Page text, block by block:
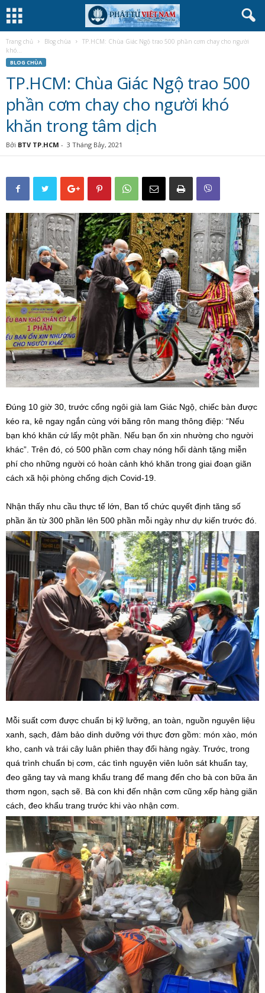
Trang chủ Blog chùa
TP.HCM: Chùa Giác Ngộ trao 500 phần cơm chay cho người
khó...
BLOG CHÙA
TP.HCM: Chùa Giác Ngộ trao 500
phần cơm chay cho người khó
khăn trong tâm dịch
Bởi BTV TP.HCM - 3 Tháng Bảy, 2021
Đúng 10 giờ 30, trước cổng ngôi già lam Giác Ngộ, chiếc bàn được
kéo ra, kê ngay ngắn cùng với băng rôn mang thông điệp: “Nếu
bạn khó khăn cứ lấy một phần. Nếu bạn ổn xin nhường cho người
khác”. Trên đó, có 500 phần cơm chay nóng hổi dành tặng miễn
phí cho những người có hoàn cảnh khó khăn trong giai đoạn giãn
cách xã hội phòng chống dịch Covid-19.
Nhận thấy nhu cầu thực tế lớn, Ban tổ chức quyết định tăng số
phần ăn từ 300 phần lên 500 phần mỗi ngày như dự kiến trước đó.
Mỗi suất cơm được chuẩn bị kỹ lưỡng, an toàn, nguồn nguyên liệu
xanh, sạch, đảm bảo dinh dưỡng với thực đơn gồm: món xào, món
kho, canh và trái cây luân phiên thay đổi hàng ngày. Trước, trong
quá trình chuẩn bị cơm, các tình nguyện viên luôn sát khuẩn tay,
đeo găng tay và mang khẩu trang để mang đến cho bà con bữa ăn
thơm ngon, sạch sẽ. Bà con khi đến nhận cơm cũng xếp hàng giãn
cách, đeo khẩu trang trước khi vào nhận cơm.